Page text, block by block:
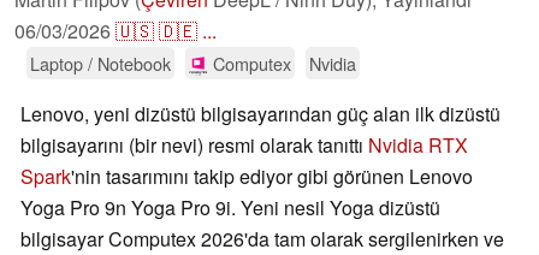
06/03/2026🇺🇸🇩🇪 ...
Laptop / Notebook Computex Nvidia
Lenovo, yeni dizüstü bilgisayarından güç alan ilk dizüstü
bilgisayarını (bir nevi) resmi olarak tanıttı Nvidia RTX
Spark'nin tasarımını takip ediyor gibi görünen Lenovo
Yoga Pro 9n Yoga Pro 9i. Yeni nesil Yoga dizüstü
bilgisayar Computex 2026'da tam olarak sergilenirken ve